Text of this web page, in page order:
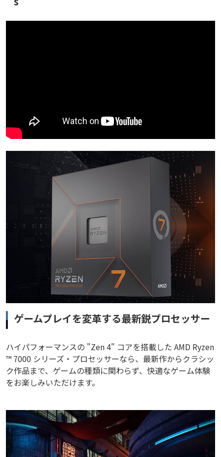
ゲームプレイを変革する最新鋭プロセッサー
ハイパフォーマンスの "Zen 4" コアを搭載した AMD Ryzen
™ 7000 シリーズ・プロセッサーなら、最新作からクラシッ
ク作品まで、ゲームの種類に関わらず、快適なゲーム体験
をお楽しみいただけます。